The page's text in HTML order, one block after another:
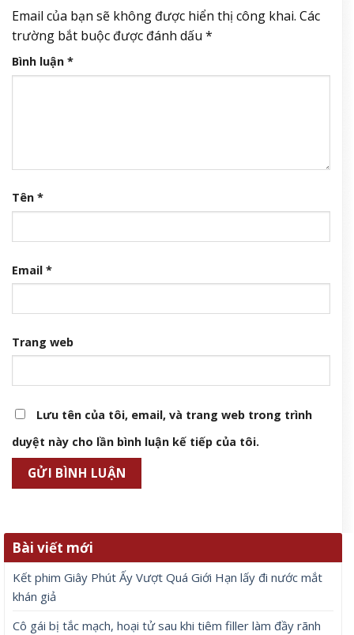
Email của bạn sẽ không được hiển thị công khai. Các
trường bắt buộc được đánh dấu *
Bình luận *
Tên *
Email *
Trang web
Lưu tên của tôi, email, và trang web trong trình
duyệt này cho lần bình luận kế tiếp của tôi.
Bài viết mới
Kết phim Giây Phút Ấy Vượt Quá Giới Hạn lấy đi nước mắt
khán giả
Cô gái bị tắc mạch, hoại tử sau khi tiêm filler làm đầy rãnh